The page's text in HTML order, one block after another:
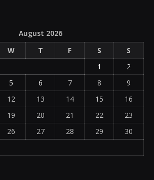
August 2026
W T F S
S
1
2
5 6 7 8
9
12 13 14 15
16
19 20 21 22
23
26 27 28 29
30